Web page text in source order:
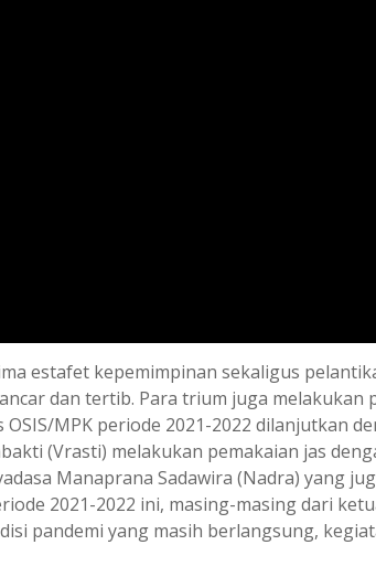
estafet kepemimpinan sekaligus
dan tertib. Para trium juga
MPK periode 2021-2022 dilanjutkan
(Vrasti) melakukan pemakaian jas
Manaprana Sadawira (Nadra) yang
2021-2022 ini, masing-masing dari
pandemi yang masih berlangsung,